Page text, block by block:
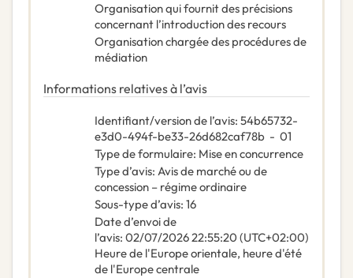
Organisation qui fournit des précisions
concernant l’introduction des recours
Organisation chargée des procédures de
médiation
Informations relatives à l’avis
Identifiant/version de l’avis: 54b65732-
e3d0-494f-be33-26d682caf78b - 01
Type de formulaire: Mise en concurrence
Type d’avis: Avis de marché ou de
concession – régime ordinaire
Sous-type d’avis: 16
Date d’envoi de
l’avis: 02/07/202622:55:20 (UTC+02:00)
Heure de l'Europe orientale, heure d'été
de l'Europe centrale